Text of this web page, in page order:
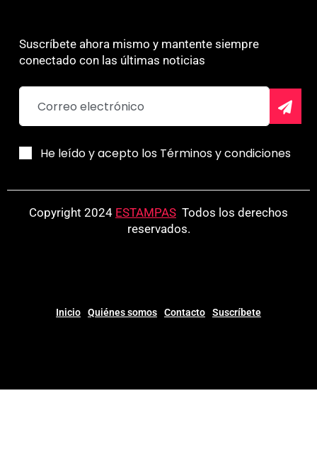
Suscríbete ahora mismo y mantente siempre
conectado con las últimas noticias
He leído y acepto los Términos y condiciones
Copyright 2024 ESTAMPAS Todos los derechos
reservados.
Inicio Quiénes somos Contacto Suscríbete